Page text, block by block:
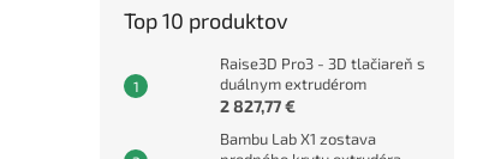
Top 10 produktov
Raise3D Pro3 - 3D tlačiareň s
duálnym extrudérom
2 827,77 €
Bambu Lab X1 zostava